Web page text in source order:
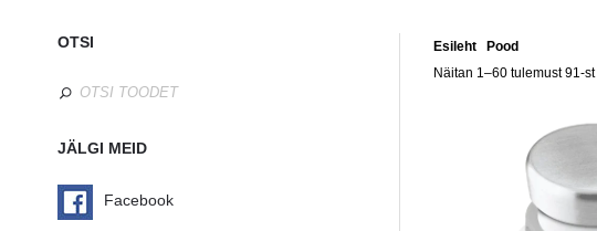
Esileht /Pood
Näitan 1–60 tulemust 91-st
OTSI
JÄLGI MEID
Facebook